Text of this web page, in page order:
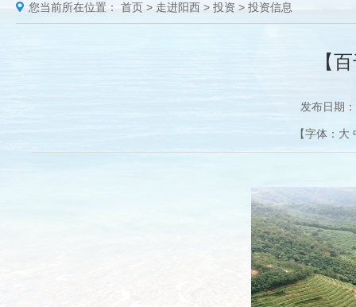
您当前所在位置： 首页 > 走进阳西 > 投资 > 投资信息
【
发布日期
【字体： 大